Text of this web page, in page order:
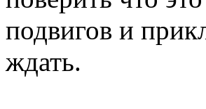
подвигов и
ждать.